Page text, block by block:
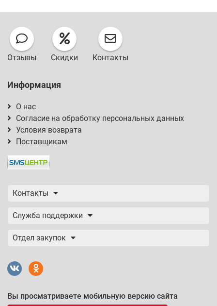
Отзывы Скидки Контакты
Информация
О нас
Согласие на обработку персональных данных
Условия возврата
Поставщикам
Контакты
Служба поддержки
Отдел закупок
Вы просматриваете мобильную версию сайта